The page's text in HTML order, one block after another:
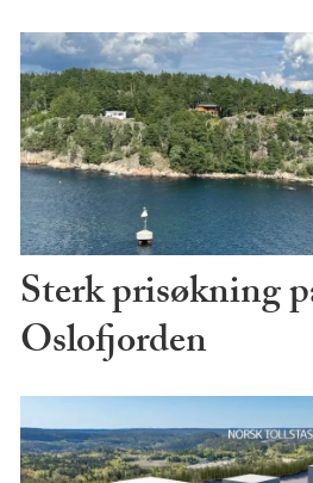
Sterk prisøkning
Oslofjorden